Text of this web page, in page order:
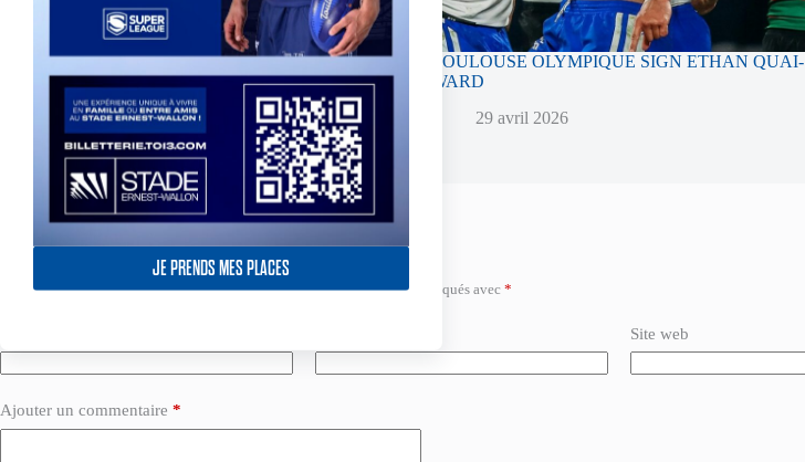
JE PRENDS MES PLACES
UK – MATHIEU JUSSAUME SIGNS A THREE-
YEAR CONTRACT EXTENSION
16 juin 2026
TOULOUSE OLYMPIQUE SIGN ETHAN QUAI-
WARD
29 avril 2026
Laisser un commentaire
Votre adresse e-mail ne sera pas publiée. Les champs obligatoires sont indiqués avec *
Site web
Ajouter un commentaire *